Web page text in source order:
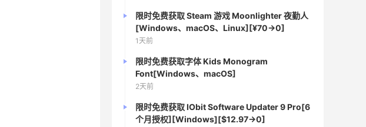
限时免费获取 Steam 游戏 Moonlighter 夜勤人
[Windows、macOS、Linux][¥70→0]
1天前
限时免费获取字体 Kids Monogram
Font[Windows、macOS]
2天前
限时免费获取 IObit Software Updater 9 Pro[6
个月授权][Windows][$12.97→0]